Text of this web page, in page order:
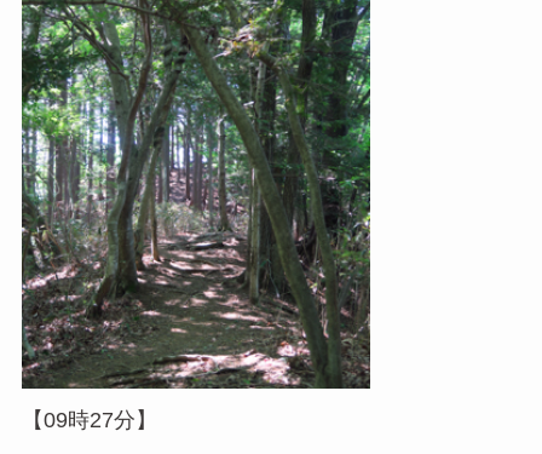
【09時27分】